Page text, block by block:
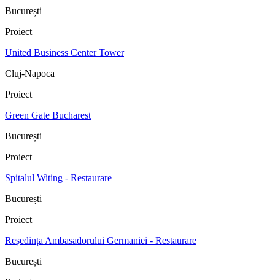
București
Proiect
United Business Center Tower
Cluj-Napoca
Proiect
Green Gate Bucharest
București
Proiect
Spitalul Witing - Restaurare
București
Proiect
Reședința Ambasadorului Germaniei - Restaurare
București